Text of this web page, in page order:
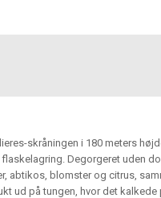
skråningen i 180 meters
Degorgeret uden
blomster og citrus,
ud på tungen, hvor det